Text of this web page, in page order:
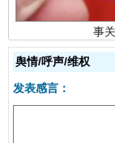
舆情/呼声/维权
发表感言：